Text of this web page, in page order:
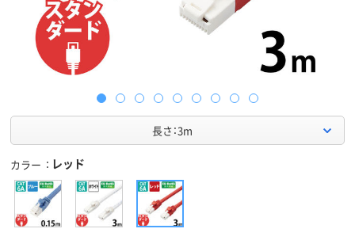
長さ：3m
カラー レッド